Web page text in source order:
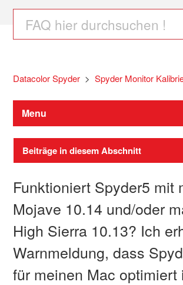
Datacolor Spyder Spyder Monitor
Menu
Beiträge in diesem Abschnitt
Funktioniert Spyder5 mit
Mojave 10.14 und/oder
High Sierra 10.13? Ich
Warnmeldung, dass
für meinen Mac optimiert